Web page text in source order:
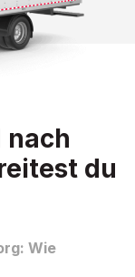
nach
du
Wie